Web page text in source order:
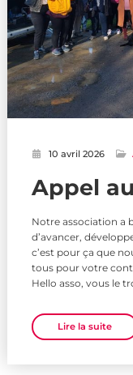
10 avril 2026
Appel
Notre association a
d’avancer,
c’est pour ça que
tous pour votre
Hello asso, vous le
Lire la suite